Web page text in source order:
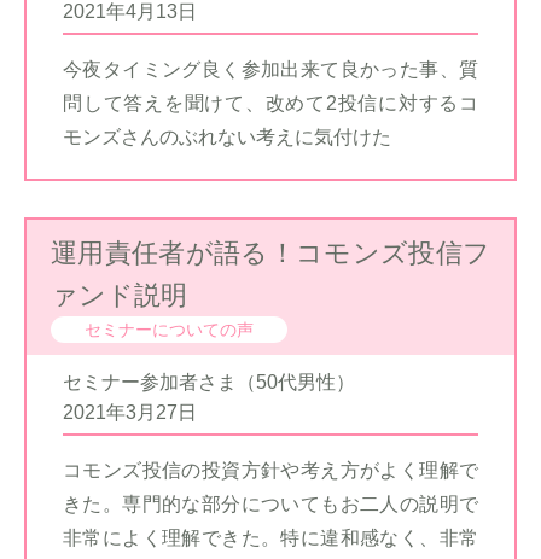
2021年4月13日
今夜タイミング良く参加出来て良かった事、質
問して答えを聞けて、改めて2投信に対するコ
モンズさんのぶれない考えに気付けた
運用責任者が語る！コモンズ投信フ
ァンド説明
セミナーについての声
セミナー参加者さま（50代男性）
2021年3月27日
コモンズ投信の投資方針や考え方がよく理解で
きた。専門的な部分についてもお二人の説明で
非常によく理解できた。特に違和感なく、非常